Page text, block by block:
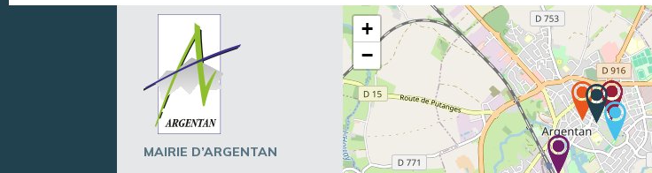
MAIRIE D’ARGENTAN
+
−